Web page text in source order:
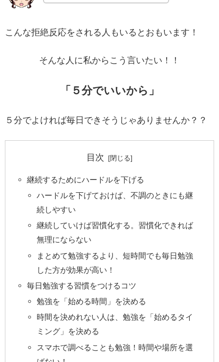
こんな拒絶反応をされる人もいるとおもいます！
そんな人に私からこう言いたい！！
「５分でいいから」
５分でよければ毎日できそうじゃありませんか？？
目次
継続するためにハードルを下げる
ハードルを下げておけば、不調のときにも継
続しやすい
継続していけば習慣化する。習慣化できれば
無理にならない
まとめて勉強するより、短時間でも毎日勉強
した方が効果が高い！
毎日勉強する習慣をつけるコツ
勉強を「始める時間」を決める
時間を決めれない人は、勉強を「始めるタイ
ミング」を決める
スマホで調べることも勉強！時間や場所を選